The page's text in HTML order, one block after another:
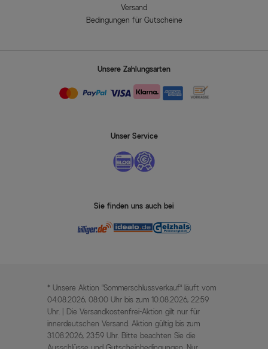
Versand
Bedingungen für Gutscheine
Unsere Zahlungsarten
Unser Service
Sie finden uns auch bei
* Unsere Aktion „Sommerschlussverkauf“ läuft vom
04.08.2026, 08:00 Uhr bis zum 10.08.2026, 22:59
Uhr. | Die Versandkostenfrei-Aktion gilt nur für
innerdeutschen Versand. Aktion gültig bis zum
31.08.2026, 23:59 Uhr. Bitte beachten Sie die